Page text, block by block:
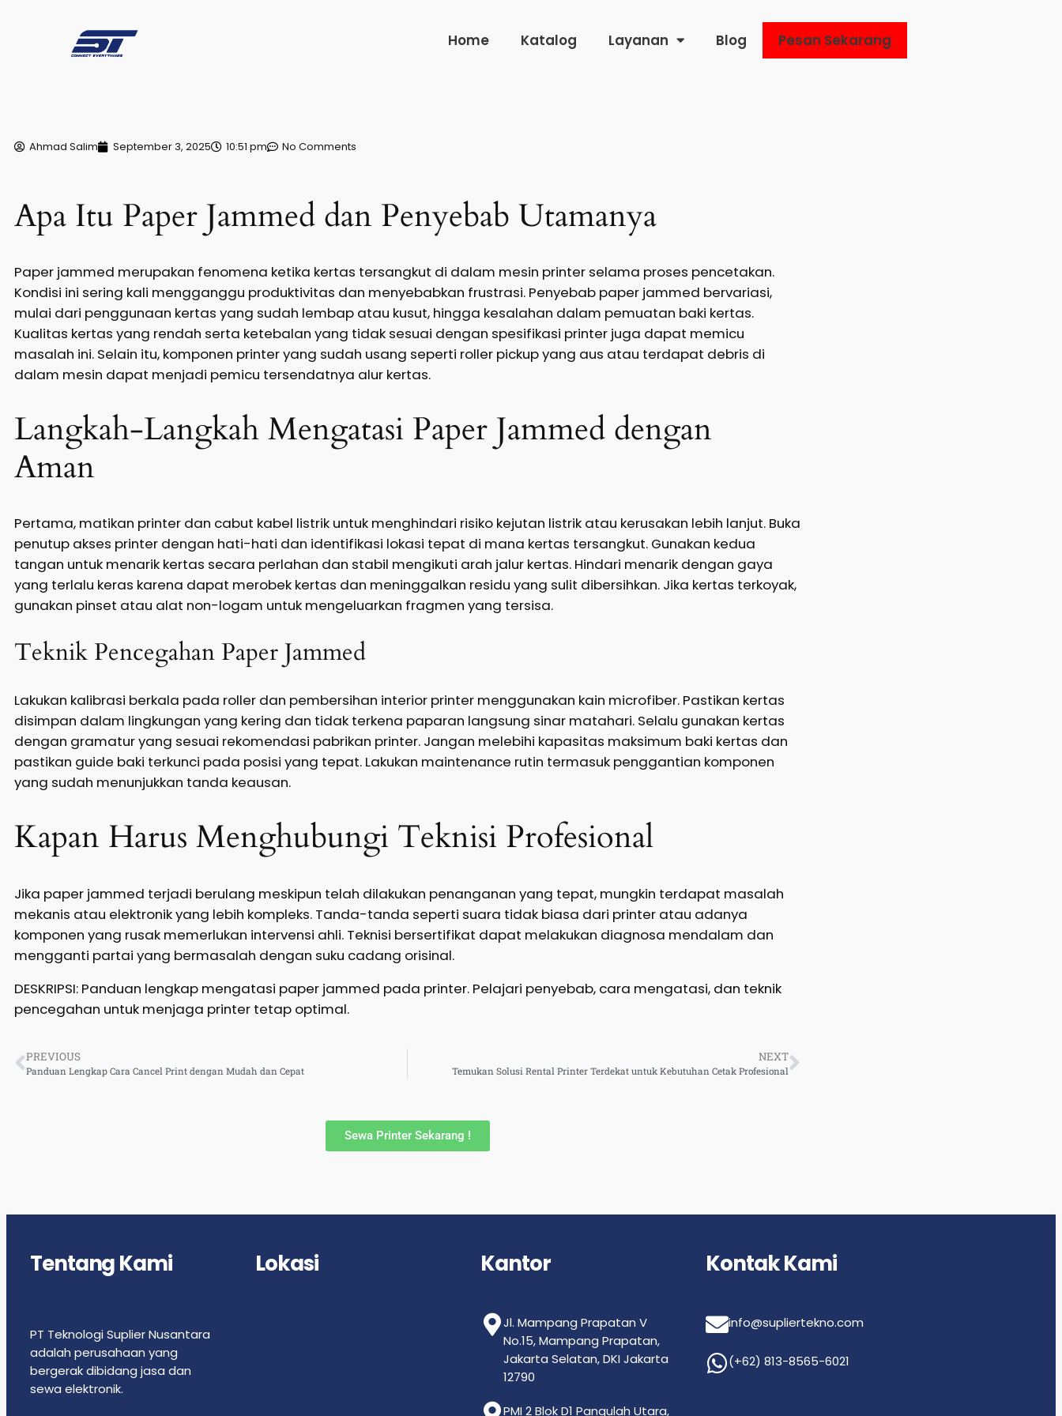
Home Katalog Layanan Blog Pesan Sekarang
Ahmad Salim September 3, 2025 10:51 pm No Comments
Apa Itu Paper Jammed dan Penyebab Utamanya
Paper jammed merupakan fenomena ketika kertas tersangkut di dalam mesin printer selama proses pencetakan.
Kondisi ini sering kali mengganggu produktivitas dan menyebabkan frustrasi. Penyebab paper jammed bervariasi,
mulai dari penggunaan kertas yang sudah lembap atau kusut, hingga kesalahan dalam pemuatan baki kertas.
Kualitas kertas yang rendah serta ketebalan yang tidak sesuai dengan spesifikasi printer juga dapat memicu
masalah ini. Selain itu, komponen printer yang sudah usang seperti roller pickup yang aus atau terdapat debris di
dalam mesin dapat menjadi pemicu tersendatnya alur kertas.
Langkah-Langkah Mengatasi Paper Jammed dengan
Aman
Pertama, matikan printer dan cabut kabel listrik untuk menghindari risiko kejutan listrik atau kerusakan lebih lanjut. Buka
penutup akses printer dengan hati-hati dan identifikasi lokasi tepat di mana kertas tersangkut. Gunakan kedua
tangan untuk menarik kertas secara perlahan dan stabil mengikuti arah jalur kertas. Hindari menarik dengan gaya
yang terlalu keras karena dapat merobek kertas dan meninggalkan residu yang sulit dibersihkan. Jika kertas terkoyak,
gunakan pinset atau alat non-logam untuk mengeluarkan fragmen yang tersisa.
Teknik Pencegahan Paper Jammed
Lakukan kalibrasi berkala pada roller dan pembersihan interior printer menggunakan kain microfiber. Pastikan kertas
disimpan dalam lingkungan yang kering dan tidak terkena paparan langsung sinar matahari. Selalu gunakan kertas
dengan gramatur yang sesuai rekomendasi pabrikan printer. Jangan melebihi kapasitas maksimum baki kertas dan
pastikan guide baki terkunci pada posisi yang tepat. Lakukan maintenance rutin termasuk penggantian komponen
yang sudah menunjukkan tanda keausan.
Kapan Harus Menghubungi Teknisi Profesional
Jika paper jammed terjadi berulang meskipun telah dilakukan penanganan yang tepat, mungkin terdapat masalah
mekanis atau elektronik yang lebih kompleks. Tanda-tanda seperti suara tidak biasa dari printer atau adanya
komponen yang rusak memerlukan intervensi ahli. Teknisi bersertifikat dapat melakukan diagnosa mendalam dan
mengganti partai yang bermasalah dengan suku cadang orisinal.
DESKRIPSI: Panduan lengkap mengatasi paper jammed pada printer. Pelajari penyebab, cara mengatasi, dan teknik
pencegahan untuk menjaga printer tetap optimal.
PREVIOUS
Panduan Lengkap Cara Cancel Print dengan Mudah dan Cepat
NEXT
Temukan Solusi Rental Printer Terdekat untuk Kebutuhan Cetak Profesional
Sewa Printer Sekarang !
Tentang Kami
PT Teknologi Suplier Nusantara
adalah perusahaan yang
bergerak dibidang jasa dan
sewa elektronik.
Lokasi Kantor
Jl. Mampang Prapatan V
No.15, Mampang Prapatan,
Jakarta Selatan, DKI Jakarta
12790
PMI 2 Blok D1 Pangulah Utara,
Kontak Kami
info@supliertekno.com
(+62) 813-8565-6021